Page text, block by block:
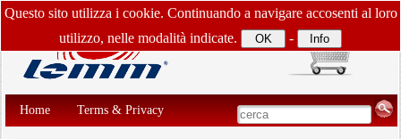
Home Terms & Privacy
Questo sito utilizza i cookie. Continuando a navigare accosenti al loro
utilizzo, nelle modalità indicate.
-